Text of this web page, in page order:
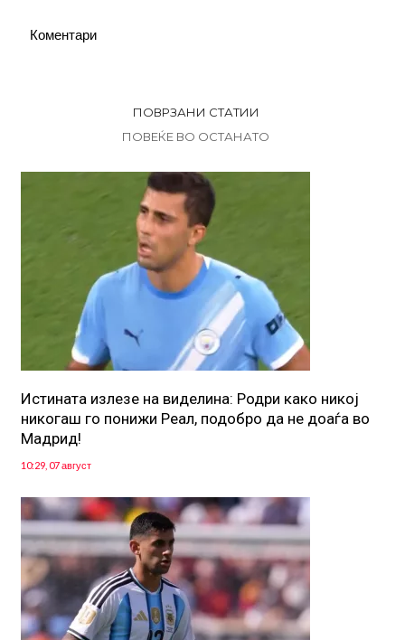
Коментари
ПОВРЗАНИ СТАТИИ
ПОВЕЌЕ ВО ОСТАНАТО
Истината излезе на виделина: Родри како никој
никогаш го понижи Реал, подобро да не доаѓа во
Мадрид!
10:29, 07 август